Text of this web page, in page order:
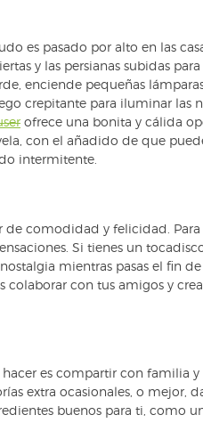
es pasado por alto en las
y las persianas subidas
enciende pequeñas
crepitante para iluminar las
ofrece una bonita y cálida
con el añadido de que
intermitente.
de comodidad y felicidad. Para
Si tienes un
mientras pasas el fin de
con tus amigos y
es compartir con familia y
extra ocasionales, o mejor,
buenos para ti, como